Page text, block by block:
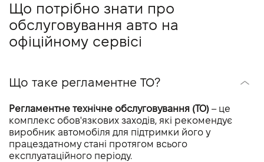
Що потрібно знати про
обслуговування авто на
офіційному сервісі
Що таке регламентне ТО?
Регламентне технічне обслуговування (ТО) – це
комплекс обов'язкових заходів, які рекомендує
виробник автомобіля для підтримки його у
працездатному стані протягом всього
експлуатаційного періоду.